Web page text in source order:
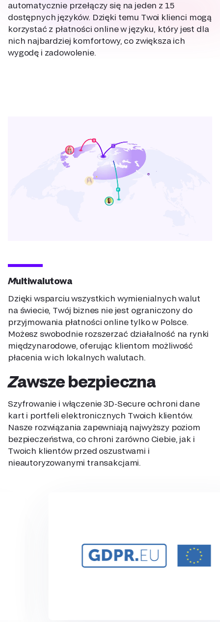
automatycznie przełączy się na jeden z 15
dostępnych języków. Dzięki temu Twoi klienci mogą
korzystać z płatności online w języku, który jest dla
nich najbardziej komfortowy, co zwiększa ich
wygodę i zadowolenie.
Multiwalutowa
Dzięki wsparciu wszystkich wymienialnych walut
na świecie, Twój biznes nie jest ograniczony do
przyjmowania płatności online tylko w Polsce.
Możesz swobodnie rozszerzać działalność na rynki
międzynarodowe, oferując klientom możliwość
płacenia w ich lokalnych walutach.
Zawsze bezpieczna
Szyfrowanie i włączenie 3D-Secure ochroni dane
kart i portfeli elektronicznych Twoich klientów.
Nasze rozwiązania zapewniają najwyższy poziom
bezpieczeństwa, co chroni zarówno Ciebie, jak i
Twoich klientów przed oszustwami i
nieautoryzowanymi transakcjami.